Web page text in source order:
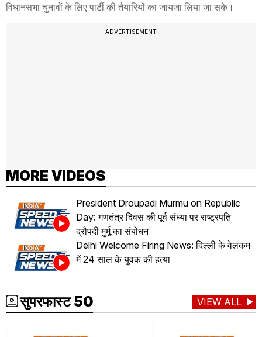
विधानसभा चुनावों के लिए पार्टी की तैयारियों का जायजा लिया जा सके।
ADVERTISEMENT
MORE VIDEOS
President Droupadi Murmu on Republic
Day: गणतंत्र दिवस की पूर्व संध्या पर राष्ट्रपति
द्रौपदी मुर्मू का संबोधन
Delhi Welcome Firing News: दिल्ली के वेलकम
में 24 साल के युवक की हत्या
सुपरफास्ट 50 VIEW ALL